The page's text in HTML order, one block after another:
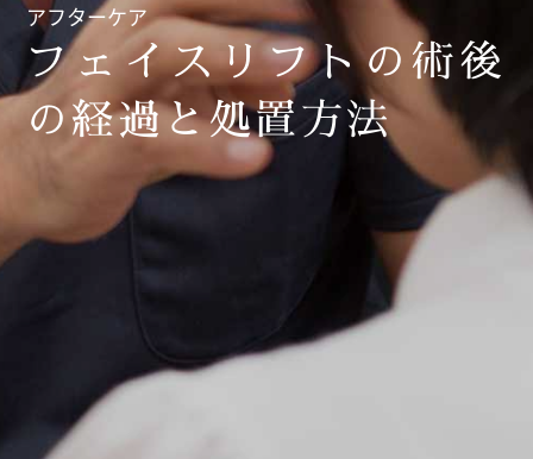
アフターケア
フェイスリフトの術後
の経過と処置方法